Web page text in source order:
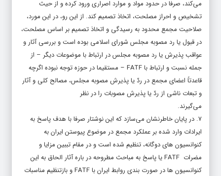
می‌کند، صرفا در حدود مواد و موارد اصراری ورود کرده و از حیث
تشخیص و احراز مصلحت، اتخاذ تصمیم کند. از این رو، در این مورد،
صلاحیت مجمع محدود به رسیدگی و اتخاذ تصمیم بر اساس مصلحت،
در قبول یا رد مصوبه مجلس شورای اسلامی بوده است و بررسی آثار و
عواقب پذیرش یا رد مصوبه مجلس در ارتباط با موضوعات دیگر – از
جمله نسبت و ارتباط با FATF – مستقیما در حوزه توجه نبوده اگرچه
قاعدتاً اعضای مجمع در ردّ یا پذیرش مصوبه مجلس، مصالح کلی و آثار
و تبعات ناشی از ردّ یا پذیرش مصوبات را در نظر
می‌گیرند.
۷. در پایان خاطرنشان می‌سازد که این نوشتار صرفا با هدف پاسخ به
ایرادات وارد شده بر عملکرد مجمع در موضوع پیوستن ایران به
کنوانسیون های دوگانه، تنظیم شده است و در مقام تببین مزایا و
مضرات FATF یا پاسخ به مباحث مطروحه در باره آثار الحاق به این
کنوانسیون ها در صورت بندی روابط ایران با FATF و بازتنظیم مناسبات